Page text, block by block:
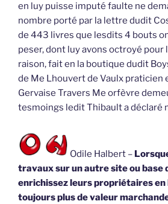
en luy puisse imputé faulte ne
nombre porté par la lettre dudit
de 443 livres que lesdits 4 bouts
peser, dont luy avons octroyé pour
raison, fait en la boutique dudit
de Me Lhouvert de Vaulx praticien
Gervaise Travers Me orfèvre
tesmoings ledit Thibault a déclaré
Odile Halbert –
travaux sur un autre site ou base
enrichissez leurs propriétaires en
toujours plus de valeur